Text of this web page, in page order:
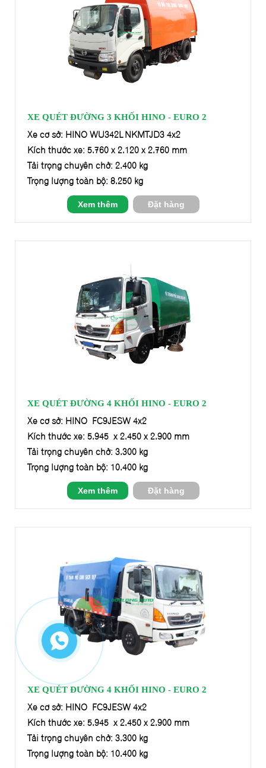
XE QUÉT ĐƯỜNG 3 KHỐI HINO - EURO 2
Xe cơ sở: HINO WU342L-NKMTJD3 4x2
Kích thước xe: 5.760 x 2.120 x 2.760 mm
Tải trọng chuyên chở: 2.400 kg
Trọng lượng toàn bộ: 8.250 kg
Xem thêm Đặt hàng
XE QUÉT ĐƯỜNG 4 KHỐI HINO - EURO 2
Xe cơ sở: HINO FC9JESW 4x2
Kích thước xe: 5.945 x 2.450 x 2.900 mm
Tải trọng chuyên chở: 3.300 kg
Trọng lượng toàn bộ: 10.400 kg
Xem thêm Đặt hàng
XE QUÉT ĐƯỜNG 4 KHỐI HINO - EURO 2
Xe cơ sở: HINO FC9JESW 4x2
Kích thước xe: 5.945 x 2.450 x 2.900 mm
Tải trọng chuyên chở: 3.300 kg
Trọng lượng toàn bộ: 10.400 kg